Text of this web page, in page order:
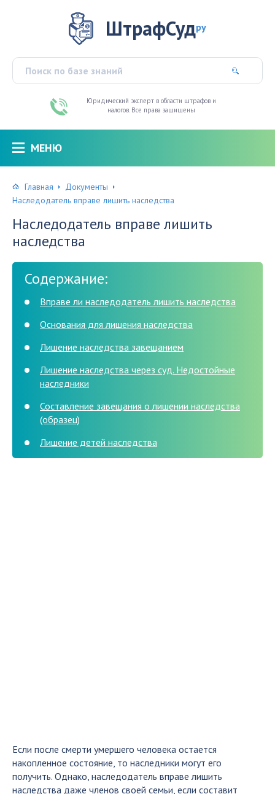
ШтрафСудру
Юридический эксперт в области штрафов и
налогов. Все права защищены
МЕНЮ
Главная
Документы
Наследодатель вправе лишить наследства
Наследодатель вправе лишить
наследства
Содержание:
Вправе ли наследодатель лишить наследства
Основания для лишения наследства
Лишение наследства завещанием
Лишение наследства через суд. Недостойные
наследники
Составление завещания о лишении наследства
(образец)
Лишение детей наследства
Если после смерти умершего человека остается
накопленное состояние, то наследники могут его
получить. Однако, наследодатель вправе лишить
наследства даже членов своей семьи, если составит